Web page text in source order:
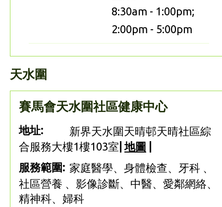
8:30am - 1:00pm;
2:00pm - 5:00pm
天水圍
賽馬會天水圍社區健康中心
地址:
新界天水圍天晴邨天晴社區綜
合服務大樓1樓103室 地圖
服務範圍: 家庭醫學、身體檢查、牙科 、
社區營養 、影像診斷、中醫、愛鄰網絡、
精神科、婦科